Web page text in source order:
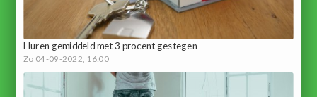
Huren gemiddeld met 3 procent gestegen
Zo 04-09-2022, 16:00